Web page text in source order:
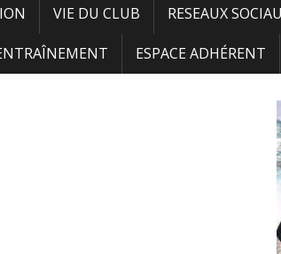
VIE DU CLUB RESEAUX
ESPACE ADHÉRENT